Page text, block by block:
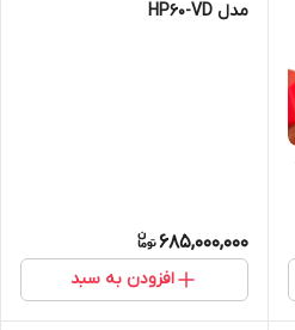
مدل HP60-VD
685,000,000
افزودن به سبد